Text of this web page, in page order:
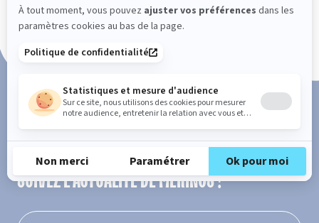
Paiement en 3x ou 4x sans frais
SUIVEZ L'ACTUALITÉ DE MERINOS !